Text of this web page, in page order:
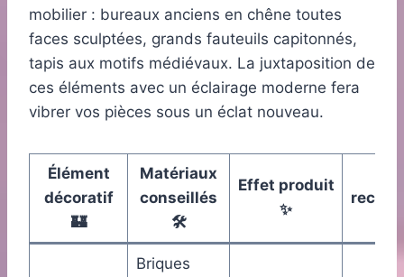
mobilier : bureaux anciens en chêne toutes
faces sculptées, grands fauteuils capitonnés,
tapis aux motifs médiévaux. La juxtaposition de
ces éléments avec un éclairage moderne fera
vibrer vos pièces sous un éclat nouveau.
Élément
décoratif
🏰
Matériaux
conseillés
🛠️
Effet produit
✨
Briques